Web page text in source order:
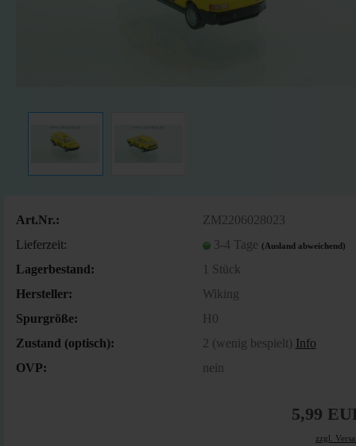
Art.Nr.:
ZM2206028023
Lieferzeit:
3-4 Tage (Ausland abweichend)
Lagerbestand: 1 Stück
Hersteller:
Wiking
Spurgröße:
H0
Zustand (optisch):
2 (wenig bespielt) Info
OVP:
nein
5,99
zzgl.